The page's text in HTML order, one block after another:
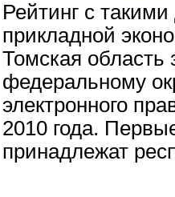
Рейтинг с
прикладной
Томская область
федеральному
электронного
2010 года.
принадлежат